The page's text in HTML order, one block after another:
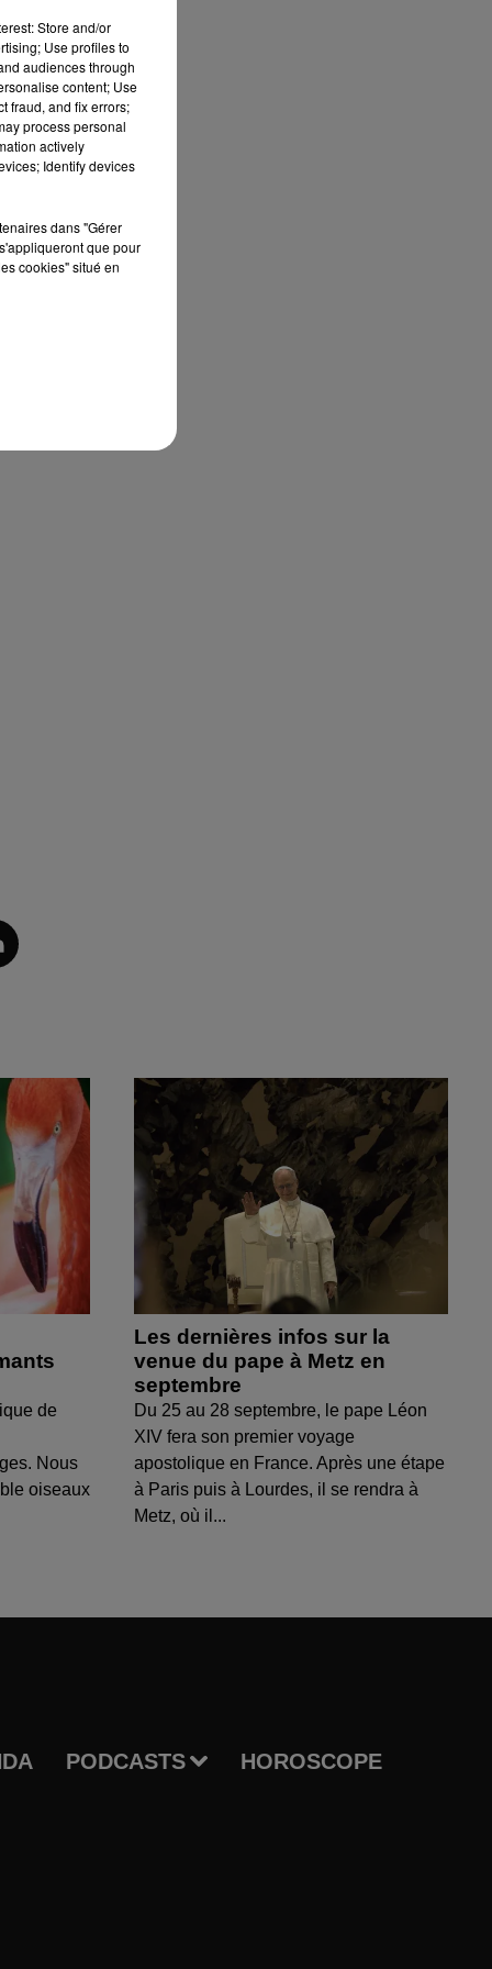
de
Nous
oiseaux
Les dernières infos sur la
venue du pape à Metz en
septembre
Du 25 au 28 septembre, le pape Léon
XIV fera son premier voyage
apostolique en France. Après une étape
à Paris puis à Lourdes, il se rendra à
Metz, où il...
PODCASTS HOROSCOPE
Store and/or
Use profiles to
audiences through
content; Use
fraud, and fix errors;
process personal
actively
Identify devices
dans "Gérer
que pour
cookies" situé en